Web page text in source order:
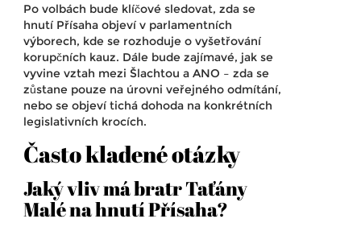
Po volbách bude klíčové sledovat, zda se
hnutí Přísaha objeví v parlamentních
výborech, kde se rozhoduje o vyšetřování
korupčních kauz. Dále bude zajímavé, jak se
vyvine vztah mezi Šlachtou a ANO – zda se
zůstane pouze na úrovni veřejného odmítání,
nebo se objeví tichá dohoda na konkrétních
legislativních krocích.
Často kladené otázky
Jaký vliv má bratr Taťány
Malé na hnutí Přísaha?